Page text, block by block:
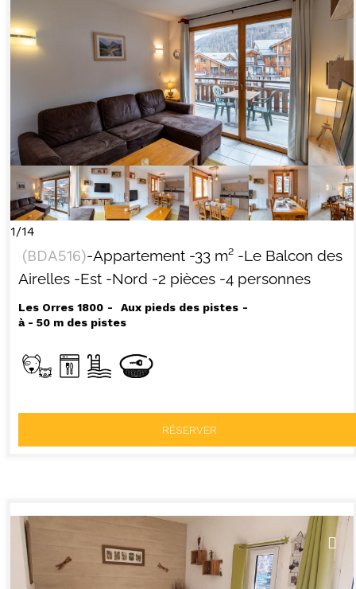
1/14
(BDA516)-Appartement -33 m² -Le Balcon des
Airelles -Est -Nord -2 pièces -4 personnes
Les Orres 1800
Aux pieds des pistes
à - 50 m des pistes
RÉSERVER